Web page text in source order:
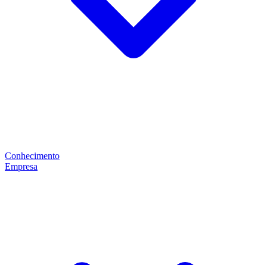
Conhecimento
Empresa